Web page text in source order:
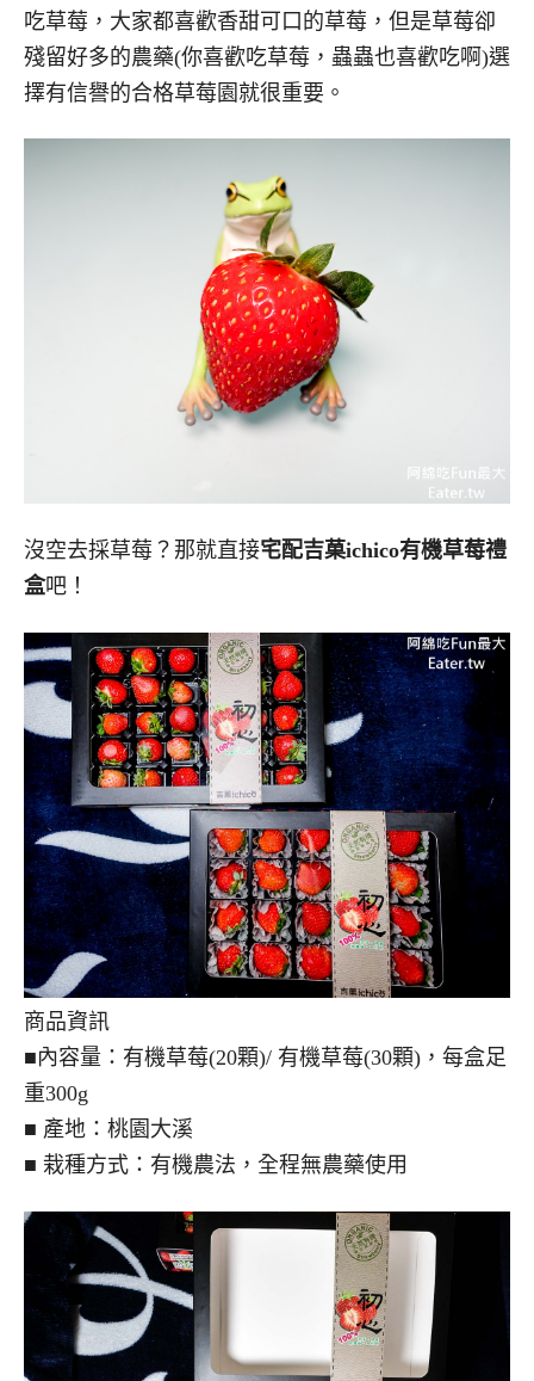
吃草莓，大家都喜歡香甜可口的草莓，但是草莓卻
殘留好多的農藥(你喜歡吃草莓，蟲蟲也喜歡吃啊)選
擇有信譽的合格草莓園就很重要。
沒空去採草莓？那就直接宅配吉菓ichico有機草莓禮
盒吧！
商品資訊
■內容量：有機草莓(20顆)/ 有機草莓(30顆)，每盒足
重300g
■ 產地：桃園大溪
■ 栽種方式：有機農法，全程無農藥使用